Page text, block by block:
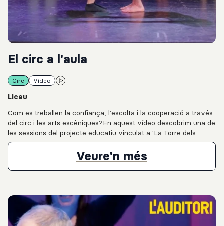
El circ a l'aula
Circ Vídeo
Liceu
Com es treballen la confiança, l’escolta i la cooperació a través
del circ i les arts escèniques?En aquest vídeo descobrim una de
les sessions del projecte educatiu vinculat a 'La Torre dels
Somnis', producció de LiceuAprèn del Gran Teatre del Liceu,
amb l’artista i formador de circ Toni Gutiérrez a l’Institut Vall
d’Hebron. A través de dinàmiques corporals, exercicis de
moviment i treball en grup, l’alumnat explora valors com la
confiança, el respecte, l’equilibri, la coordinació, l’autoestima i la
escèniques per fomentar la creativitat i el creixement col·lectiu
dins l’aula.
Veure'n més